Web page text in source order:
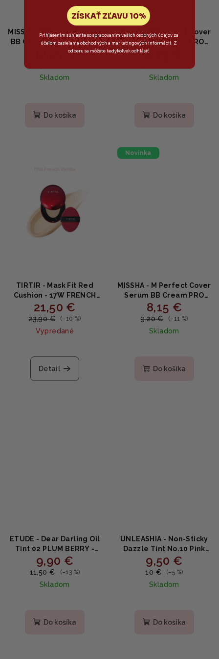
MISSHA - M Perfect Cover
BB Cream Nr. 13 BRIGHT
BEIGE - Krycí hydratačný
12,25 €
Skladom
Do košíka
MISSHA - M Perfect Cover
Serum BB Cream PRO
#27 - Hydratačný BB
fermentmi 20ml
8,15 €
Skladom
Do košíka
TIRTIR - Mask Fit Red
Cushion - 17W FRENCH
VANILLA - Dlhodržiaci
krycí cushion s
niacínamidom 18g
21,50 €
23,90 € (–10 %)
Vypredané
Detail
Novinka
MISSHA - M Perfect Cover
Serum BB Cream PRO
#23 - Hydratačný BB
krém s niacínamidom a
fermentmi 20ml
8,15 €
9,20 € (–11 %)
Skladom
Do košíka
ETUDE - Dear Darling Oil
Tint 02 PLUM BERRY -
Olejový tint na pery s
vysokým leskom 4g
9,90 €
11,50 € (–13 %)
Skladom
Do košíka
UNLEASHIA - Non-Sticky
Dazzle Tint No.10 Pink
Muhly - Lesklý tint na
pery s kyselinou
squalanom 4g
9,50 €
10 € (–5 %)
Skladom
Do košíka
ZÍSKAŤ ZĽAVU 10%
Prihlásením súhlasíte so spracovaním vašich osobných údajov za
účelom zasielania obchodných a marketingových informácií. Z
odberu sa môžete kedykoľvek odhlásiť